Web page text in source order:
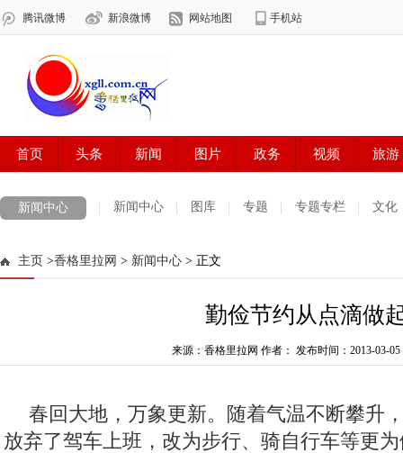
新闻中心 新闻中心 图库 专题 专题专栏 文化
法治迪庆
主页 >香格里拉网 > 新闻中心 > 正文
勤俭节约从点滴做
来源：香格里拉网 作者： 发布时间：2013-03-05
春回大地，万象更新。随着气温不断攀升
放弃了驾车上班，改为步行、骑自行车等更